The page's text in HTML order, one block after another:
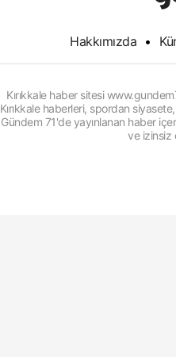
Hakkımızda •
Kırıkkale haber sitesi
Kırıkkale haberleri, spordan
Gündem 71'de yayınlanan haber
ve izinsiz